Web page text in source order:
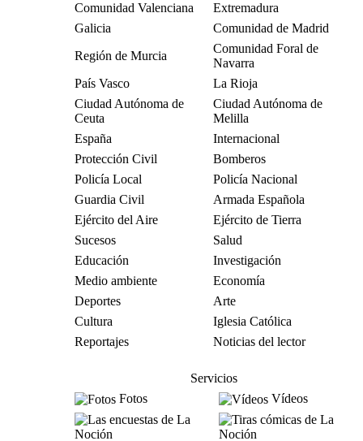
Comunidad Valenciana
Extremadura
Galicia
Comunidad de Madrid
Región de Murcia
Comunidad Foral de
Navarra
País Vasco
La Rioja
Ciudad Autónoma de
Ceuta
Ciudad Autónoma de
Melilla
España
Internacional
Protección Civil
Bomberos
Policía Local
Policía Nacional
Guardia Civil
Armada Española
Ejército del Aire
Ejército de Tierra
Sucesos
Salud
Educación
Investigación
Medio ambiente
Economía
Deportes
Arte
Cultura
Iglesia Católica
Reportajes
Noticias del lector
Servicios
Fotos
Vídeos